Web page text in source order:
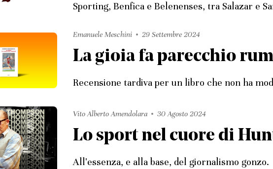
Sporting, Benfica e Belenenses, tra Salazar e
Emanuele Meschini 29 Settembre 2024
La gioia fa parecchio
Recensione tardiva per un libro che non ha
Vito Alberto Amendolara 30 Agosto 2024
Lo sport nel cuore di
All'essenza, e alla base, del giornalismo gonzo.